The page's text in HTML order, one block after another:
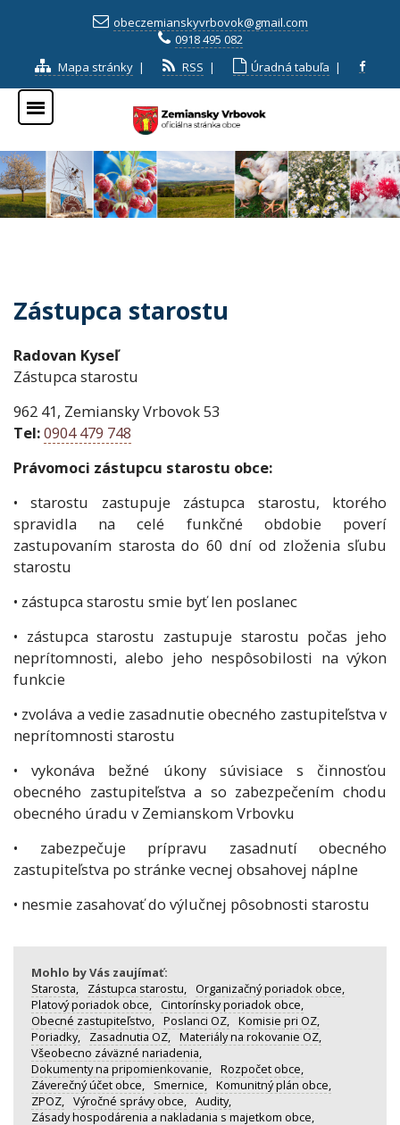
obeczemianskyvrbovok@gmail.com
0918 495 082
Mapa stránky | RSS | Úradná tabuľa |
Zástupca starostu
Radovan Kyseľ
Zástupca starostu
962 41, Zemiansky Vrbovok 53
Tel:0904 479 748
Právomoci zástupcu starostu obce:
• starostu zastupuje zástupca starostu, ktorého
spravidla na celé funkčné obdobie poverí
zastupovaním starosta do 60 dní od zloženia sľubu
starostu
• zástupca starostu smie byť len poslanec
• zástupca starostu zastupuje starostu počas jeho
neprítomnosti, alebo jeho nespôsobilosti na výkon
funkcie
• zvoláva a vedie zasadnutie obecného zastupiteľstva v
neprítomnosti starostu
• vykonáva bežné úkony súvisiace s činnosťou
obecného zastupiteľstva a so zabezpečením chodu
obecného úradu v Zemianskom Vrbovku
• zabezpečuje prípravu zasadnutí obecného
zastupiteľstva po stránke vecnej obsahovej náplne
• nesmie zasahovať do výlučnej pôsobnosti starostu
Mohlo by Vás zaujímať:
Starosta,
Zástupca starostu,
Organizačný poriadok obce,
Platový poriadok obce, Cintorínsky poriadok obce,
Obecné zastupiteľstvo, Poslanci OZ, Komisie pri OZ,
Poriadky,
Zasadnutia OZ, Materiály na rokovanie OZ,
Všeobecno záväzné nariadenia,
Dokumenty na pripomienkovanie, Rozpočet obce,
Záverečný účet obce,
Smernice, Komunitný plán obce,
ZPOZ, Výročné správy obce, Audity,
Zásady hospodárenia a nakladania s majetkom obce,